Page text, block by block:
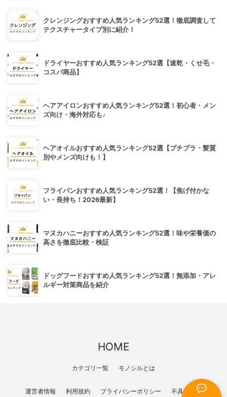
クレンジングおすすめ人気ランキング52選！徹底調査して
テクスチャータイプ別に紹介！
ドライヤーおすすめ人気ランキング52選【速乾・くせ毛・
コスパ商品】
ヘアアイロンおすすめ人気ランキング52選！初心者・メン
ズ向け・海外対応も♪
ヘアオイルおすすめ人気ランキング52選【プチプラ・髪質
別やメンズ向けも！】
フライパンおすすめ人気ランキング52選！【焦げ付かな
い・長持ち！2026最新】
マヌカハニーおすすめ人気ランキング52選！味や栄養価の
高さを徹底比較・検証
ドッグフードおすすめ人気ランキング52選！無添加・アレ
ルギー対策商品を紹介
HOME
カテゴリ一覧 モノシルとは
運営者情報 利用規約 プライバシーポリシー 不具合報告